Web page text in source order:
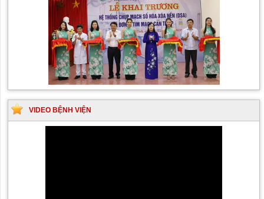
VIDEO BỆNH VIỆN